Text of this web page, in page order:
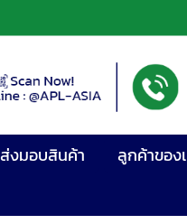
ส่งมอบสินค้า ลูกค้าของ